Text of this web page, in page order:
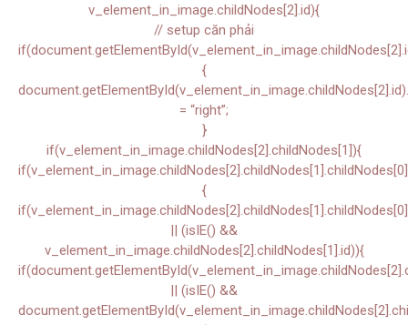
v_element_in_image.childNodes[2].id){
// setup căn phải
{
= “right”;
}
if(v_element_in_image.childNodes[2].childNodes[1]){
{
|| (isIE() &&
v_element_in_image.childNodes[2].childNodes[1].id)){
|| (isIE() &&